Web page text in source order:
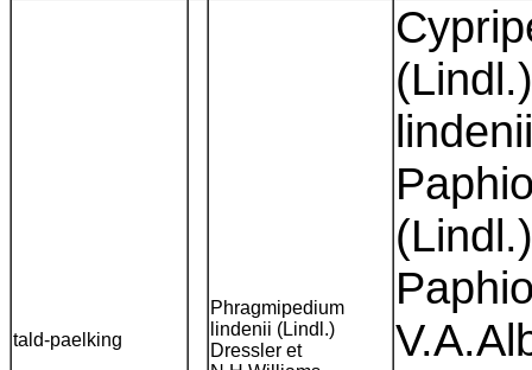
tald-paelking
Phragmipedium
lindenii (Lindl.)
Dressler et